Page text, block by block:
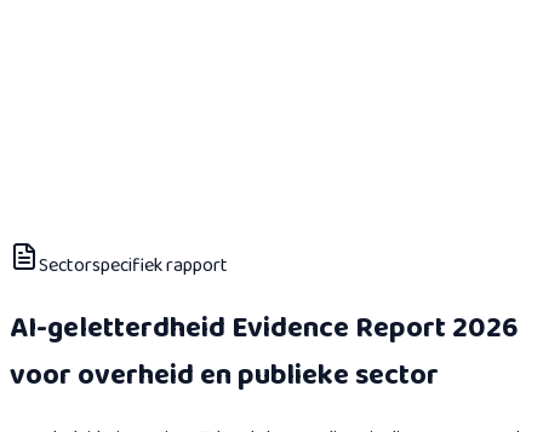
Sectorspecifiek rapport
AI-geletterdheid Evidence Report 2026
voor overheid en publieke sector